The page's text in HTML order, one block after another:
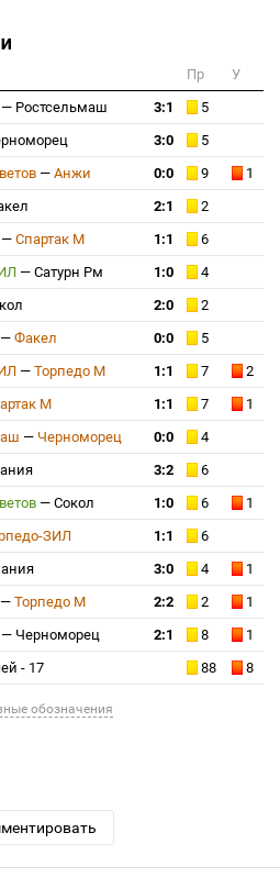
Пр
У
— Ростсельмаш 3:1
5
3:0
5
— Анжи 0:0 9
1
2:1
2
— Спартак М 1:1
6
— Сатурн Рм 1:0
4
2:0
2
— Факел 0:0
5
— Торпедо М 1:1 7
2
М 1:1 7
1
— Черноморец 0:0
4
3:2
6
— Сокол 1:0 6
1
ЗИЛ 1:1
6
3:0 4
1
— Торпедо М 2:2 2
1
— Черноморец 2:1 8
1
- 17 88 8
обозначения